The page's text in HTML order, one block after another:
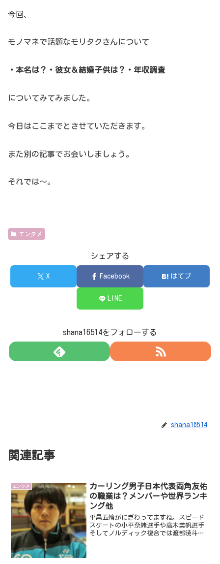
今回、
モノマネで話題なモリタクさんについて
・本名は？・彼女＆結婚子供は？・年収調査
についてみてみました。
今日はここまでとさせていただきます。
また別の記事でお会いしましょう。
それでは～。
エンタメ
シェアする
X Facebook はてブ
LINE
shana16514をフォローする
shana16514
関連記事
エンタメ
カーリング男子日本代表両角友佑
の職業は？メンバーや世界ランキ
ング他
平昌五輪がにぎわってますね。スピード
スケートの小平奈緒選手や高木美帆選手
そしてノルディック複合では渡部暁斗選